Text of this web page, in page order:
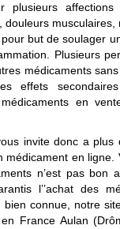
plusieurs
douleurs
but de soulager
Plusieurs
médicaments
effets
en
invite donc a plus
médicament en ligne.
n’est pas bon
l’’achat des
bien connue, notre
France Aulan